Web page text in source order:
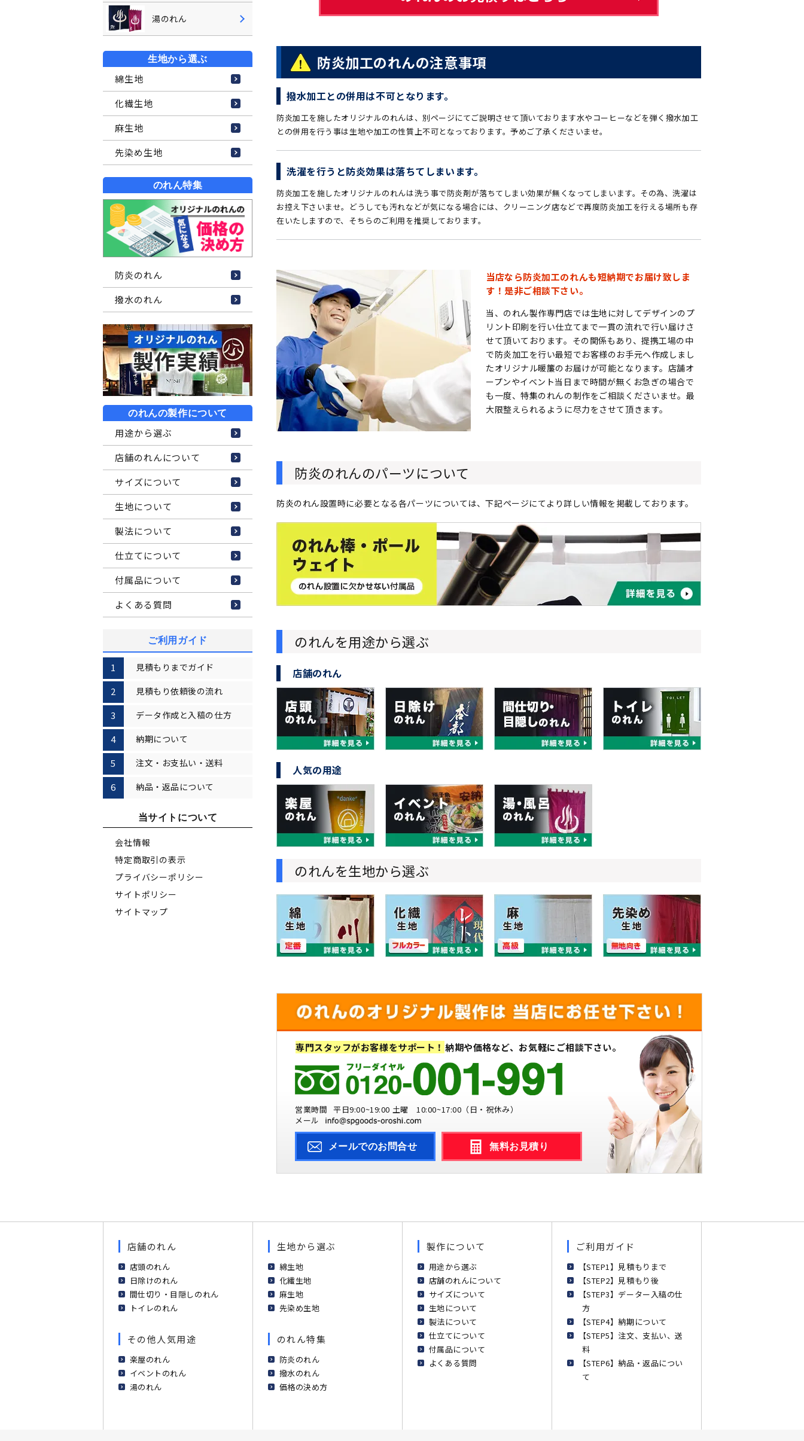
防炎加工のれんの注意事項
撥水加工との併用は不可となります。
防炎加工を施したオリジナルのれんは、別ページにてご説明させて頂いております水やコーヒーなどを弾く撥水加工
との併用を行う事は生地や加工の性質上不可となっております。予めご了承くださいませ。
洗濯を行うと防炎効果は落ちてしまいます。
防炎加工を施したオリジナルのれんは洗う事で防炎剤が落ちてしまい効果が無くなってしまいます。その為、洗濯は
お控え下さいませ。どうしても汚れなどが気になる場合には、クリーニング店などで再度防炎加工を行える場所も存
在いたしますので、そちらのご利用を推奨しております。
当店なら防炎加工のれんも短納期でお届け致しま
す！是非ご相談下さい。
当、のれん製作専門店では生地に対してデザインのプ
リント印刷を行い仕立てまで一貫の流れで行い届けさ
せて頂いております。その関係もあり、提携工場の中
で防炎加工を行い最短でお客様のお手元へ作成しまし
たオリジナル暖簾のお届けが可能となります。店舗オ
ープンやイベント当日まで時間が無くお急ぎの場合で
も一度、特集のれんの制作をご相談くださいませ。最
大限整えられるように尽力をさせて頂きます。
防炎のれんのパーツについて
防炎のれん設置時に必要となる各パーツについては、下記ページにてより詳しい情報を掲載しております。
のれんを用途から選ぶ
店舗のれん
人気の用途
のれんを生地から選ぶ
専門スタッフがお客様をサポート！ 納期や価格など、お気軽にご相談下さい。
営業時間 平日9:00~19:00 土曜 10:00~17:00（日・祝休み）
メール
メールでのお問合せ 無料お見積り
湯のれん
生地から選ぶ
綿生地
化繊生地
麻生地
先染め生地
のれん特集
防炎のれん
撥水のれん
のれんの製作について
用途から選ぶ
店舗のれんについて
サイズについて
生地について
製法について
仕立てについて
付属品について
よくある質問
ご利用ガイド
見積もりまでガイド
見積もり依頼後の流れ
データ作成と入稿の仕方
納期について
注文・お支払い・送料
納品・返品について
当サイトについて
会社情報
特定商取引の表示
プライバシーポリシー
サイトポリシー
サイトマップ
店舗のれん
店頭のれん
日除けのれん
間仕切り・目隠しのれん
トイレのれん
その他人気用途
楽屋のれん
イベントのれん
湯のれん
生地から選ぶ
綿生地
化繊生地
麻生地
先染め生地
のれん特集
防炎のれん
撥水のれん
価格の決め方
製作について
用途から選ぶ
店舗のれんについて
サイズについて
生地について
製法について
仕立てについて
付属品について
よくある質問
ご利用ガイド
【STEP1】見積もりまで
【STEP2】見積もり後
【STEP3】データー入稿の仕
方
【STEP4】納期について
【STEP5】注文、支払い、送
料
【STEP6】納品・返品につい
て